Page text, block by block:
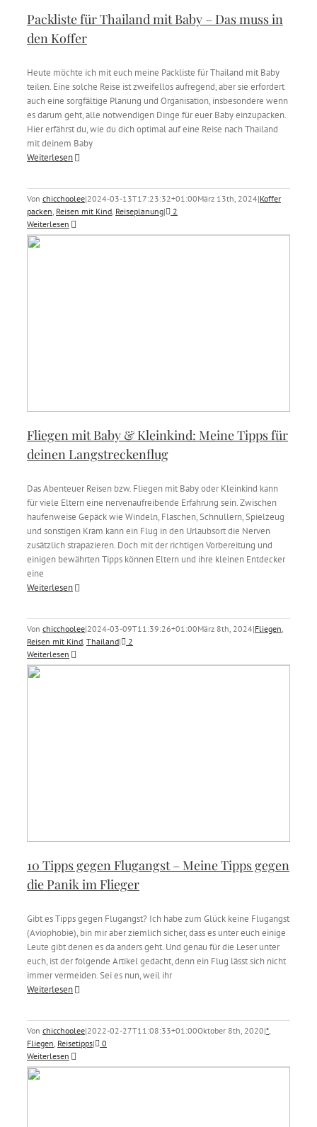
Packliste für Thailand mit Baby – Das muss in
den Koffer
Heute möchte ich mit euch meine Packliste für Thailand mit Baby
teilen. Eine solche Reise ist zweifellos aufregend, aber sie erfordert
auch eine sorgfältige Planung und Organisation, insbesondere wenn
es darum geht, alle notwendigen Dinge für euer Baby einzupacken.
Hier erfährst du, wie du dich optimal auf eine Reise nach Thailand
mit deinem Baby
Weiterlesen
Von chicchoolee|2024-03-13T17:23:32+01:00März 13th, 2024|Koffer
packen, Reisen mit Kind, Reiseplanung|
2
Weiterlesen
Fliegen mit Baby & Kleinkind: Meine Tipps für
deinen Langstreckenflug
Das Abenteuer Reisen bzw. Fliegen mit Baby oder Kleinkind kann
für viele Eltern eine nervenaufreibende Erfahrung sein. Zwischen
haufenweise Gepäck wie Windeln, Flaschen, Schnullern, Spielzeug
und sonstigen Kram kann ein Flug in den Urlaubsort die Nerven
zusätzlich strapazieren. Doch mit der richtigen Vorbereitung und
einigen bewährten Tipps können Eltern und ihre kleinen Entdecker
eine
Weiterlesen
Von chicchoolee|2024-03-09T11:39:26+01:00März 8th, 2024|Fliegen,
Reisen mit Kind, Thailand|
2
Weiterlesen
10 Tipps gegen Flugangst – Meine Tipps gegen
die Panik im Flieger
Gibt es Tipps gegen Flugangst? Ich habe zum Glück keine Flugangst
(Aviophobie), bin mir aber ziemlich sicher, dass es unter euch einige
Leute gibt denen es da anders geht. Und genau für die Leser unter
euch, ist der folgende Artikel gedacht, denn ein Flug lässt sich nicht
immer vermeiden. Sei es nun, weil ihr
Weiterlesen
Von chicchoolee|2022-02-27T11:08:33+01:00Oktober 8th, 2020|*,
Fliegen, Reisetipps|
0
Weiterlesen